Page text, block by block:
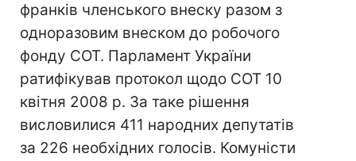
франків членського внеску разом з
одноразовим внеском до робочого
фонду СОТ. Парламент України
ратифікував протокол щодо СОТ 10
квітня 2008 р. За таке рішення
висловилися 411 народних депутатів
за 226 необхідних голосів. Комуністи